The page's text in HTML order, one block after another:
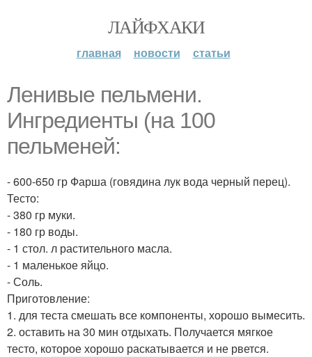
ЛАЙФХАКИ
главная новости статьи
Ленивые пельмени.
Ингредиенты (на 100
пельменей:
- 600-650 гр Фарша (говядина лук вода черный перец).
Тесто:
- 380 гр муки.
- 180 гр воды.
- 1 стол. л растительного масла.
- 1 маленькое яйцо.
- Соль.
Приготовление:
1. для теста смешать все компоненты, хорошо вымесить.
2. оставить на 30 мин отдыхать. Получается мягкое
тесто, которое хорошо раскатывается и не рвется.